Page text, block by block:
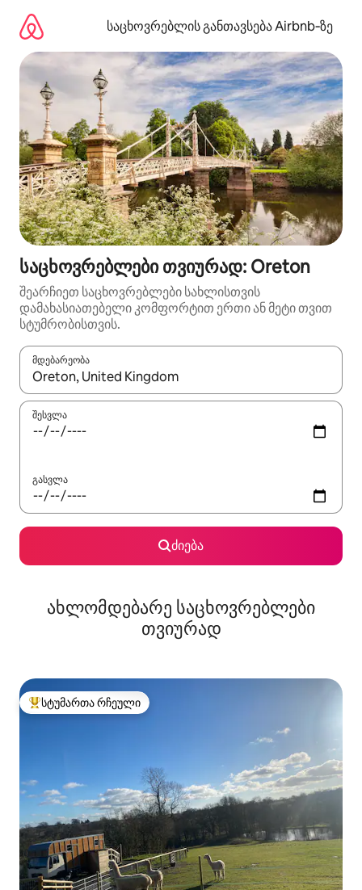
გადასვლა
საცხოვრებლის განთავსება Airbnb‑ზე
საცხოვრებლები თვიურად: Oreton
შეარჩიეთ საცხოვრებლები სახლისთვის
დამახასიათებელი კომფორტით ერთი ან მეტი თვით
სტუმრობისთვის.
მდებარეობა
როცა შედეგები ხელმისაწვდომი გახდება, ნავიგაციისთვის
შესვლა
გასვლა
ძიება
ახლომდებარე საცხოვრებლები
თვიურად
სტუმართა რჩეული მოწინავე ვარიანტი
სტუმართა რჩეული